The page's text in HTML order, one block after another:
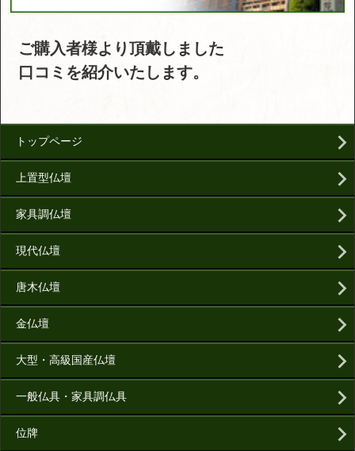
ご購入者様より頂戴しました
口コミを紹介いたします。
トップページ
上置型仏壇
家具調仏壇
現代仏壇
唐木仏壇
金仏壇
大型・高級国産仏壇
一般仏具・家具調仏具
位牌